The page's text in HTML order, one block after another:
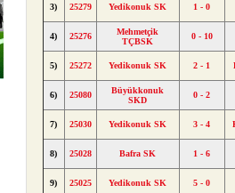
3) 25279 Yedikonuk SK 1 - 0
4) 25276
Mehmetçik
TÇBSK
0 - 10
5) 25272 Yedikonuk SK 2 - 1
6) 25080
Büyükkonuk
SKD
0 - 2
7) 25030 Yedikonuk SK 3 - 4
8) 25028 Bafra SK 1 - 6
9) 25025 Yedikonuk SK 5 - 0